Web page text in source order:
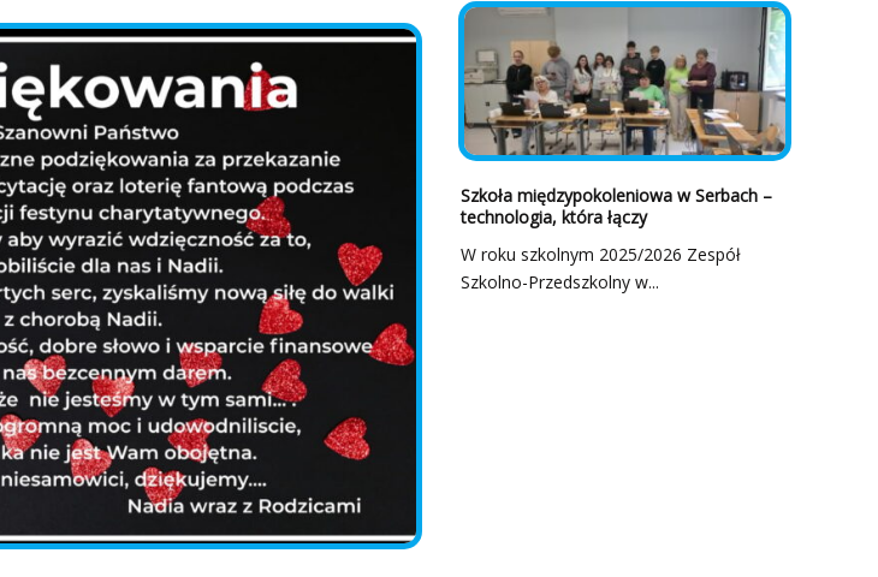
Szkoła międzypokoleniowa w Serbach –
technologia, która łączy
W roku szkolnym 2025/2026 Zespół
Szkolno-Przedszkolny w...